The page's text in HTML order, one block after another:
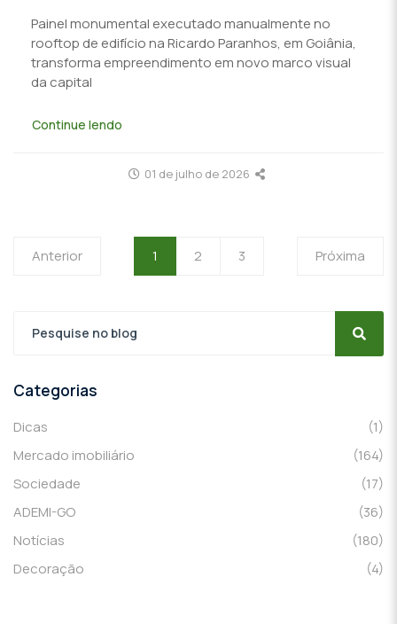
Painel monumental executado manualmente no
rooftop de edifício na Ricardo Paranhos, em Goiânia,
transforma empreendimento em novo marco visual
da capital
Continue lendo
01 de julho de 2026
Anterior 1 2 3 Próxima
Categorias
Dicas
(1)
Mercado imobiliário
(164)
Sociedade
(17)
ADEMI-GO
(36)
Notícias
(180)
Decoração
(4)